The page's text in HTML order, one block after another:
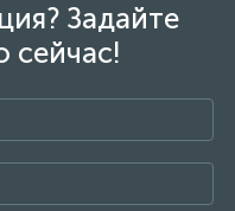
Задайте
сейчас!